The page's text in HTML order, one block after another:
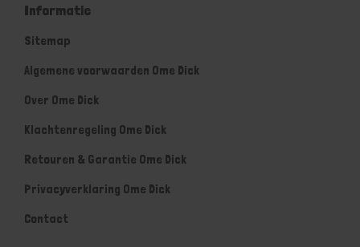
Informatie
Sitemap
Algemene voorwaarden Ome Dick
Over Ome Dick
Klachtenregeling Ome Dick
Retouren & Garantie Ome Dick
Privacyverklaring Ome Dick
Contact